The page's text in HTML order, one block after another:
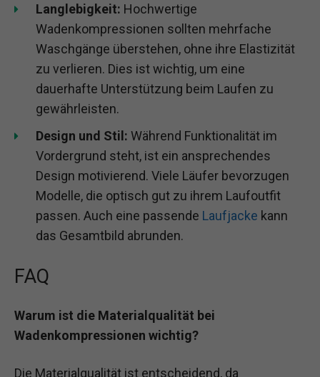
Langlebigkeit: Hochwertige
Wadenkompressionen sollten mehrfache
Waschgänge überstehen, ohne ihre Elastizität
zu verlieren. Dies ist wichtig, um eine
dauerhafte Unterstützung beim Laufen zu
gewährleisten.
Design und Stil: Während Funktionalität im
Vordergrund steht, ist ein ansprechendes
Design motivierend. Viele Läufer bevorzugen
Modelle, die optisch gut zu ihrem Laufoutfit
passen. Auch eine passende Laufjacke kann
das Gesamtbild abrunden.
FAQ
Warum ist die Materialqualität bei
Wadenkompressionen wichtig?
Die Materialqualität ist entscheidend, da